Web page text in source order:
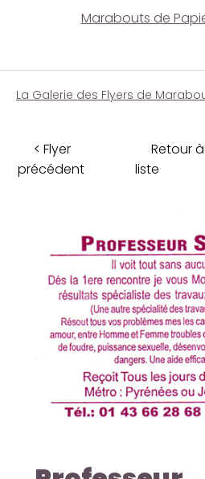
Marabouts de
La Galerie des Flyers de
< Flyer
précédent
Retour
liste